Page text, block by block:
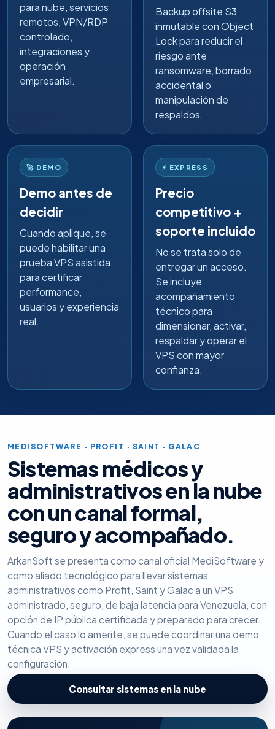
para nube, servicios
remotos, VPN/RDP
controlado,
integraciones y
operación
empresarial.
Backup offsite S3
inmutable con Object
Lock para reducir el
riesgo ante
ransomware, borrado
accidental o
manipulación de
respaldos.
🚀 DEMO
Demo antes de
decidir
Cuando aplique, se
puede habilitar una
prueba VPS asistida
para certificar
performance,
usuarios y experiencia
real.
⚡ EXPRESS
Precio
competitivo +
soporte incluido
No se trata solo de
entregar un acceso.
Se incluye
acompañamiento
técnico para
dimensionar, activar,
respaldar y operar el
VPS con mayor
confianza.
MEDISOFTWARE · PROFIT · SAINT · GALAC
Sistemas médicos y
administrativos en la nube
con un canal formal,
seguro y acompañado.
ArkanSoft se presenta como canal oficial MediSoftware y
como aliado tecnológico para llevar sistemas
administrativos como Profit, Saint y Galac a un VPS
administrado, seguro, de baja latencia para Venezuela, con
opción de IP pública certificada y preparado para crecer.
Cuando el caso lo amerite, se puede coordinar una demo
técnica VPS y activación express una vez validada la
configuración.
Consultar sistemas en la nube